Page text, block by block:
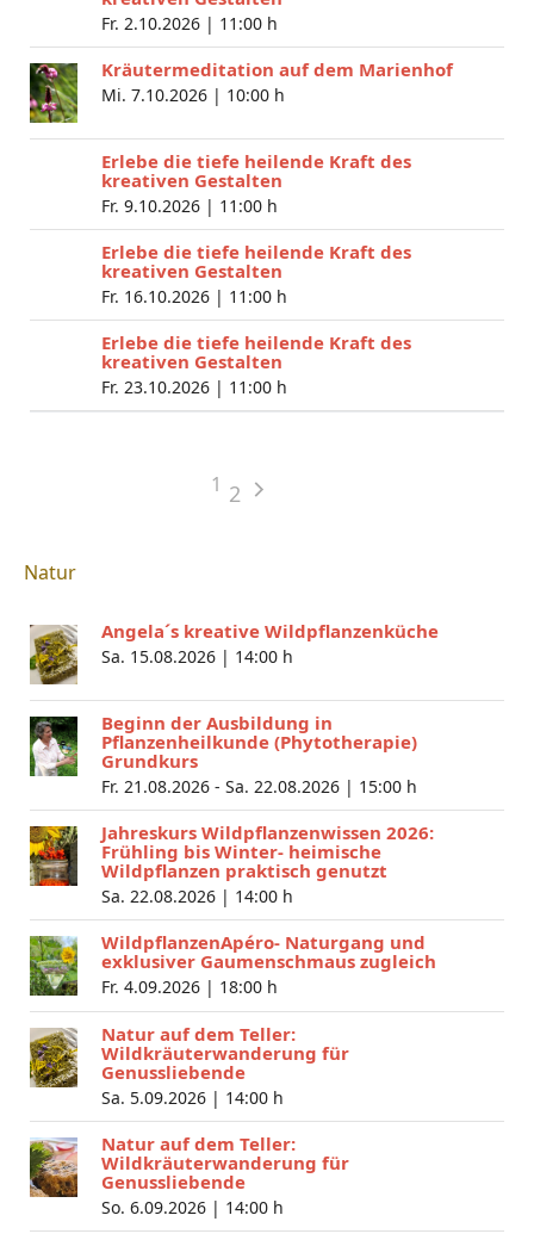
Fr. 2.10.2026 | 11:00 h
Kräutermeditation auf dem Marienhof
Mi. 7.10.2026 | 10:00 h
Erlebe die tiefe heilende Kraft des
kreativen Gestalten
Fr. 9.10.2026 | 11:00 h
Erlebe die tiefe heilende Kraft des
kreativen Gestalten
Fr. 16.10.2026 | 11:00 h
Erlebe die tiefe heilende Kraft des
kreativen Gestalten
Fr. 23.10.2026 | 11:00 h
1 2
Natur
Angela´s kreative Wildpflanzenküche
Sa. 15.08.2026 | 14:00 h
Beginn der Ausbildung in
Pflanzenheilkunde (Phytotherapie)
Grundkurs
Fr. 21.08.2026 - Sa. 22.08.2026 | 15:00 h
Jahreskurs Wildpflanzenwissen 2026:
Frühling bis Winter- heimische
Wildpflanzen praktisch genutzt
Sa. 22.08.2026 | 14:00 h
WildpflanzenApéro- Naturgang und
exklusiver Gaumenschmaus zugleich
Fr. 4.09.2026 | 18:00 h
Natur auf dem Teller:
Wildkräuterwanderung für
Genussliebende
Sa. 5.09.2026 | 14:00 h
Natur auf dem Teller:
Wildkräuterwanderung für
Genussliebende
So. 6.09.2026 | 14:00 h